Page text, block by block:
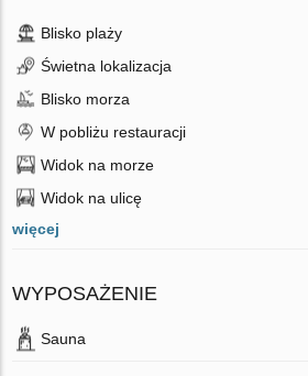
Blisko plaży
Świetna lokalizacja
Blisko morza
W pobliżu restauracji
Widok na morze
Widok na ulicę
więcej
WYPOSAŻENIE
Sauna